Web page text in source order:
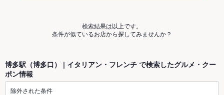
検索結果は以上です。
条件が似ているお店から探してみませんか？
博多駅（博多口） | イタリアン・フレンチ で検索したグルメ・クー
ポン情報
除外された条件